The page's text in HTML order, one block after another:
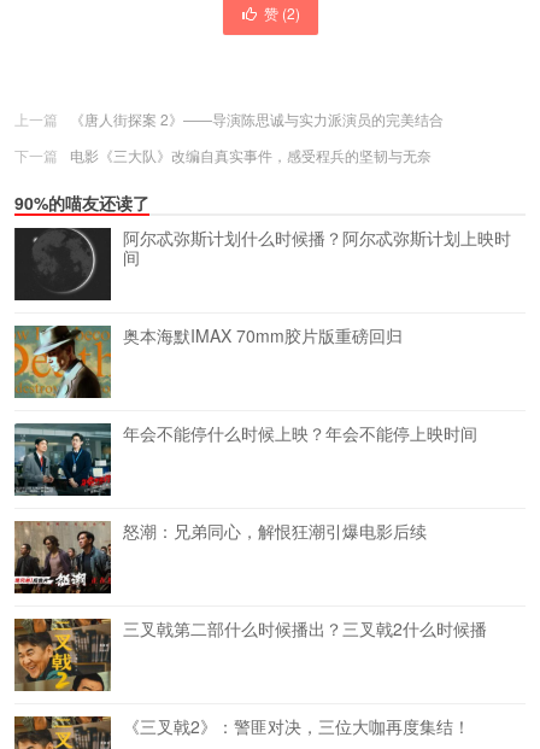
赞 (2)
上一篇
《唐人街探案 2》——导演陈思诚与实力派演员的完美结合
下一篇
电影《三大队》改编自真实事件，感受程兵的坚韧与无奈
90%的喵友还读了
阿尔忒弥斯计划什么时候播？阿尔忒弥斯计划上映时
间
奥本海默IMAX 70mm胶片版重磅回归
年会不能停什么时候上映？年会不能停上映时间
怒潮：兄弟同心，解恨狂潮引爆电影后续
三叉戟第二部什么时候播出？三叉戟2什么时候播
《三叉戟2》：警匪对决，三位大咖再度集结！